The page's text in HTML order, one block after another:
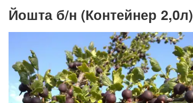
Йошта б/н (Контейнер 2,0л)